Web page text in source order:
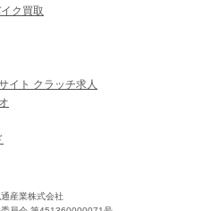
ク買取
イト クラッチ求人
産業株式会社